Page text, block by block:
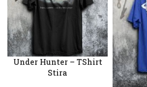
Under Hunter – TShirt
Stira